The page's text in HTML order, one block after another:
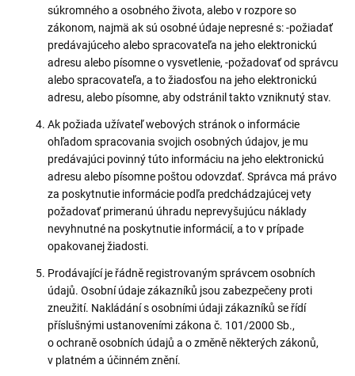
súkromného a osobného života, alebo v rozpore so
zákonom, najmä ak sú osobné údaje nepresné s: -požiadať
predávajúceho alebo spracovateľa na jeho elektronickú
adresu alebo písomne ​​o vysvetlenie, -požadovať od správcu
alebo spracovateľa, a to žiadosťou na jeho elektronickú
adresu, alebo písomne, aby odstránil takto vzniknutý stav.
Ak požiada užívateľ webových stránok o informácie
ohľadom spracovania svojich osobných údajov, je mu
predávajúci povinný túto informáciu na jeho elektronickú
adresu alebo písomne ​​poštou odovzdať. Správca má právo
za poskytnutie informácie podľa predchádzajúcej vety
požadovať primeranú úhradu neprevyšujúcu náklady
nevyhnutné na poskytnutie informácií, a to v prípade
opakovanej žiadosti.
Prodávající je řádně registrovaným správcem osobních
údajů. Osobní údaje zákazníků jsou zabezpečeny proti
zneužití. Nakládání s osobními údaji zákazníků se řídí
příslušnými ustanoveními zákona č. 101/2000 Sb.,
o ochraně osobních údajů a o změně některých zákonů,
v platném a účinném znění.